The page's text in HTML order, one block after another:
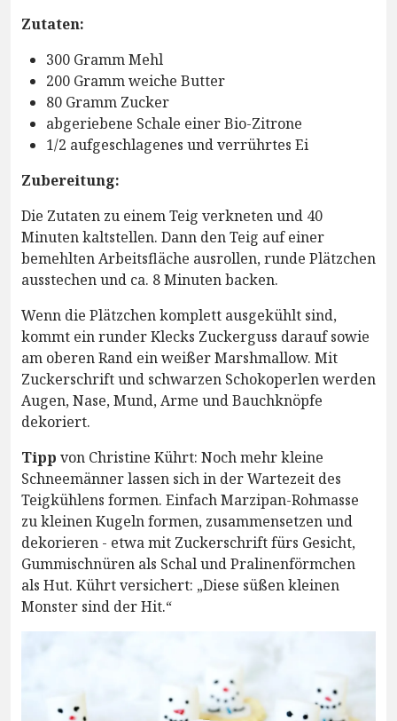
Zutaten:
300 Gramm Mehl
200 Gramm weiche Butter
80 Gramm Zucker
abgeriebene Schale einer Bio-Zitrone
1/2 aufgeschlagenes und verrührtes Ei
Zubereitung:
Die Zutaten zu einem Teig verkneten und 40
Minuten kaltstellen. Dann den Teig auf einer
bemehlten Arbeitsfläche ausrollen, runde Plätzchen
ausstechen und ca. 8 Minuten backen.
Wenn die Plätzchen komplett ausgekühlt sind,
kommt ein runder Klecks Zuckerguss darauf sowie
am oberen Rand ein weißer Marshmallow. Mit
Zuckerschrift und schwarzen Schokoperlen werden
Augen, Nase, Mund, Arme und Bauchknöpfe
dekoriert.
Tipp von Christine Kührt: Noch mehr kleine
Schneemänner lassen sich in der Wartezeit des
Teigkühlens formen. Einfach Marzipan-Rohmasse
zu kleinen Kugeln formen, zusammensetzen und
dekorieren - etwa mit Zuckerschrift fürs Gesicht,
Gummischnüren als Schal und Pralinenförmchen
als Hut. Kührt versichert: „Diese süßen kleinen
Monster sind der Hit.“